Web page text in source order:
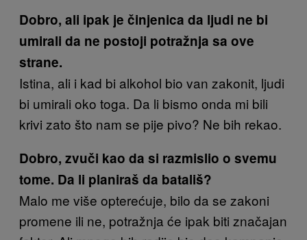
Dobro, ali ipak je činjenica da ljudi ne bi
umirali da ne postoji potražnja sa ove
strane.
Istina, ali i kad bi alkohol bio van zakonit, ljudi
bi umirali oko toga. Da li bismo onda mi bili
krivi zato što nam se pije pivo? Ne bih rekao.
Dobro, zvuči kao da si razmislio o svemu
tome. Da li planiraš da batališ?
Malo me više opterećuje, bilo da se zakoni
promene ili ne, potražnja će ipak biti značajan